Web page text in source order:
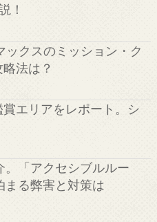
！
ックスのミッション・ク
法は？
エリアをレポート。シ
。「アクセシブルルー
まる弊害と対策は